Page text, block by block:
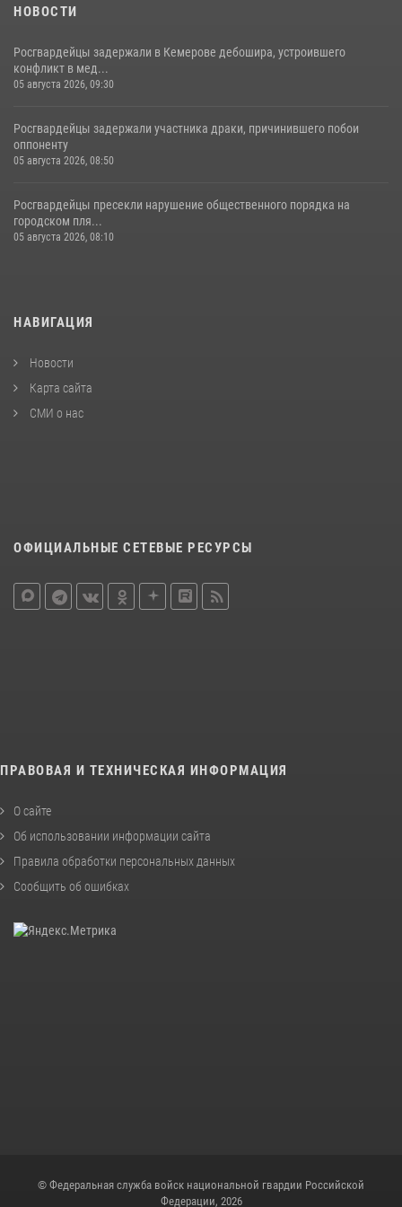
НОВОСТИ
Росгвардейцы задержали в Кемерове дебошира, устроившего
конфликт в мед...
05 августа 2026, 09:30
Росгвардейцы задержали участника драки, причинившего побои
оппоненту
05 августа 2026, 08:50
Росгвардейцы пресекли нарушение общественного порядка на
городском пля...
05 августа 2026, 08:10
НАВИГАЦИЯ
Новости
Карта сайта
СМИ о нас
ОФИЦИАЛЬНЫЕ СЕТЕВЫЕ РЕСУРСЫ
ПРАВОВАЯ И ТЕХНИЧЕСКАЯ ИНФОРМАЦИЯ
О сайте
Об использовании информации сайта
Правила обработки персональных данных
Сообщить об ошибках
© Федеральная служба войск национальной гвардии Российской
Федерации, 2026